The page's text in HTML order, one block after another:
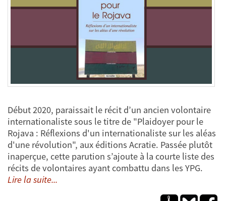
Début 2020, paraissait le récit d’un ancien volontaire
internationaliste sous le titre de "Plaidoyer pour le
Rojava : Réflexions d'un internationaliste sur les aléas
d'une révolution", aux éditions Acratie. Passée plutôt
inaperçue, cette parution s’ajoute à la courte liste des
récits de volontaires ayant combattu dans les YPG.
Lire la suite...